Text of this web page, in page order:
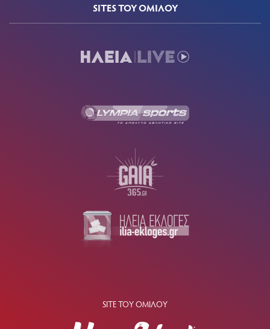
SITES ΤΟΥ ΟΜΙΛΟΥ
SITE ΤΟΥ ΟΜΙΛΟΥ